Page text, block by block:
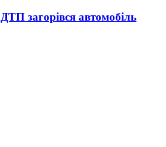
загорівся автомобіль